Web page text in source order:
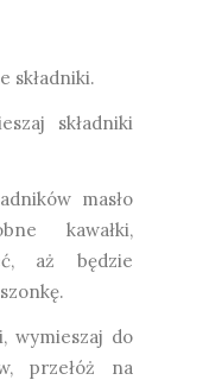
składniki.
składniki
masło
kawałki,
aż będzie
wymieszaj do
przełóż na